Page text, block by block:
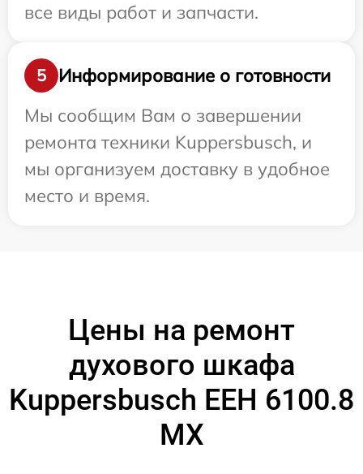
все виды работ и запчасти.
5
Информирование о готовности
Мы сообщим Вам о завершении
ремонта техники Kuppersbusch, и
мы организуем доставку в удобное
место и время.
Цены на ремонт
духового шкафа
Kuppersbusch EEH 6100.8
MX